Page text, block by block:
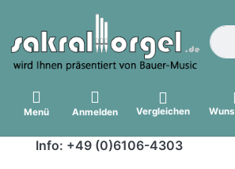
Menü Anmelden Vergleichen
Info: +49 (0)6106-4303